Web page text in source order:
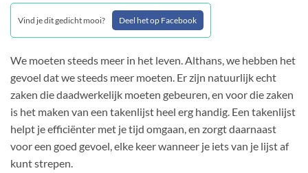
Vind je dit gedicht mooi? Deel het op Facebook
We moeten steeds meer in het leven. Althans, we hebben het
gevoel dat we steeds meer moeten. Er zijn natuurlijk echt
zaken die daadwerkelijk moeten gebeuren, en voor die zaken
is het maken van een takenlijst heel erg handig. Een takenlijst
helpt je efficiënter met je tijd omgaan, en zorgt daarnaast
voor een goed gevoel, elke keer wanneer je iets van je lijst af
kunt strepen.